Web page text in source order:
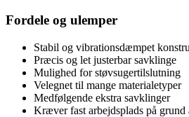
Fordele og ulemper
Stabil og vibrationsdæmpet
Præcis og let justerbar savklinge
Mulighed for støvsugertilslutning
Velegnet til mange materialetyper
Medfølgende ekstra savklinger
Kræver fast arbejdsplads på